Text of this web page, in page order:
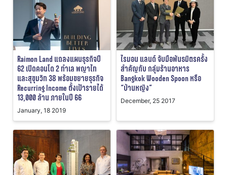
Raimon Land แถลงแผนธุรกิจปี
62 เปิดคอนโด 2 ทำเล พญาไท
และสุขุมวิท 38 พร้อมขยายธุรกิจ
Recurring Income ตั้งเป้ารายได้
13,000 ล้าน ภายในปี 66
January, 18 2019
ไรมอน แลนด์ จับมือพันธมิตรครั้ง
สำคัญกับ กลุ่มร้านอาหาร
Bangkok Wooden Spoon หรือ
“บ้านหญิง”
December, 25 2017